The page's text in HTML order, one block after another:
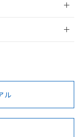
に、以下を必ずお読
ル